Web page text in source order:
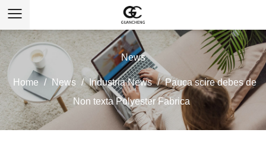
News
Home / News / Industria News / Pauca scire debes de
Non texta Polyester Fabrica